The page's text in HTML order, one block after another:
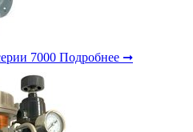
7000 Подробнее ➞